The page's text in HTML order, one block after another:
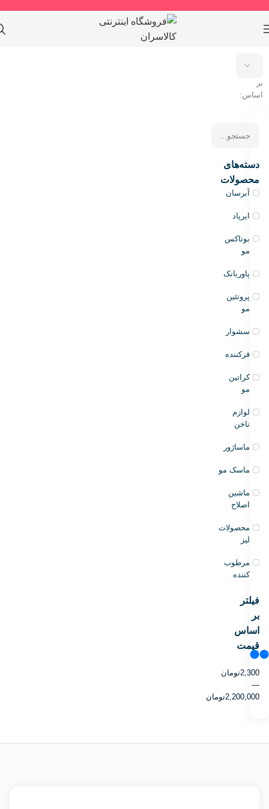
دسته‌های
محصولات
آبرسان
ایرپاد
بوتاکس
مو
پاوربانک
پروتئین
مو
سشوار
فرکننده
کراتین
مو
لوازم
ناخن
ماساژور
ماسک مو
ماشین
اصلاح
محصولات
لیز
مرطوب
کننده
فیلتر
بر
اساس
قیمت
2,300تومان
—
2,200,000تومان
بر
اساس: